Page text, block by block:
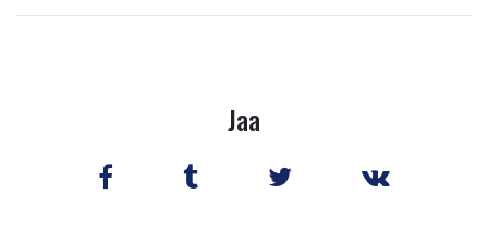
Jaa